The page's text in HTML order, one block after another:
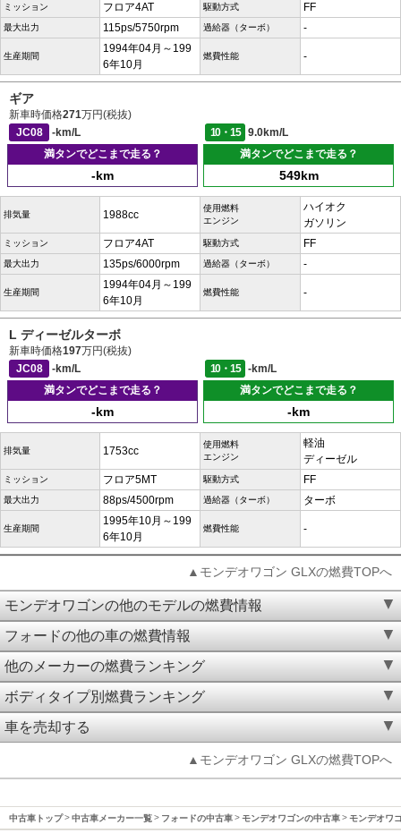
ミッション フロア4AT 駆動方式 FF
最大出力 115ps/5750rpm 過給器（ターボ） -
生産期間
1994年04月～199
6年10月
燃費性能 -
ギア
新車時価格271万円(税抜)
JC08
-km/L 10・15
9.0km/L
満タンでどこまで走る？
-km
満タンでどこまで走る？
549km
排気量 1988cc
使用燃料
エンジン
ハイオク
ガソリン
ミッション フロア4AT 駆動方式 FF
最大出力 135ps/6000rpm 過給器（ターボ） -
生産期間
1994年04月～199
6年10月
燃費性能 -
L ディーゼルターボ
新車時価格197万円(税抜)
JC08
-km/L 10・15
-km/L
満タンでどこまで走る？
-km
満タンでどこまで走る？
-km
排気量 1753cc
使用燃料
エンジン
軽油
ディーゼル
ミッション フロア5MT 駆動方式 FF
最大出力 88ps/4500rpm 過給器（ターボ） ターボ
生産期間
1995年10月～199
6年10月
燃費性能 -
▲モンデオワゴン GLXの燃費TOPへ
モンデオワゴンの他のモデルの燃費情報
フォードの他の車の燃費情報
他のメーカーの燃費ランキング
ボディタイプ別燃費ランキング
車を売却する
▲モンデオワゴン GLXの燃費TOPへ
中古車トップ 中古車メーカー一覧 フォードの中古車 モンデオワゴンの中古車 モンデオワ